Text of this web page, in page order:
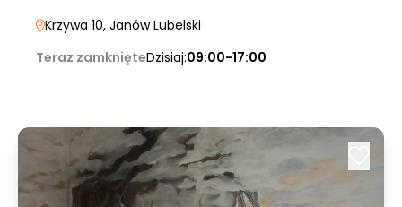
Krzywa 10, Janów Lubelski
Teraz zamknięteDzisiaj:09:00-17:00